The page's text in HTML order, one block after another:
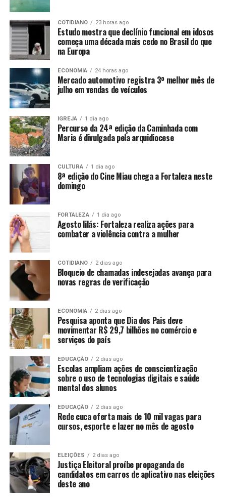
COTIDIANO 23 horas ago
Estudo mostra que declínio funcional em idosos
começa uma década mais cedo no Brasil do que
na Europa
ECONOMIA 24 horas ago
Mercado automotivo registra 3º melhor mês de
julho em vendas de veículos
IGREJA 1 dia ago
Percurso da 24ª edição da Caminhada com
Maria é divulgada pela arquidiocese
CULTURA 1 dia ago
8ª edição do Cine Miau chega a Fortaleza neste
domingo
FORTALEZA 1 dia ago
Agosto lilás: Fortaleza realiza ações para
combater a violência contra a mulher
COTIDIANO 2 dias ago
Bloqueio de chamadas indesejadas avança para
novas regras de verificação
ECONOMIA 2 dias ago
Pesquisa aponta que Dia dos Pais deve
movimentar R$ 29,7 bilhões no comércio e
serviços do país
EDUCAÇÃO 2 dias ago
Escolas ampliam ações de conscientização
sobre o uso de tecnologias digitais e saúde
mental dos alunos
EDUCAÇÃO 2 dias ago
Rede cuca oferta mais de 10 mil vagas para
cursos, esporte e lazer no mês de agosto
ELEIÇÕES 2 dias ago
Justiça Eleitoral proíbe propaganda de
candidatos em carros de aplicativo nas eleições
deste ano